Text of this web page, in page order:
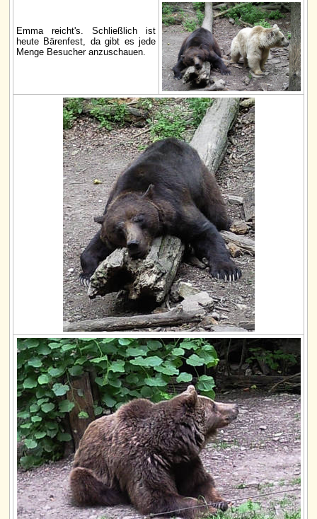
Emma reicht's. Schließlich ist
heute Bärenfest, da gibt es jede
Menge Besucher anzuschauen.